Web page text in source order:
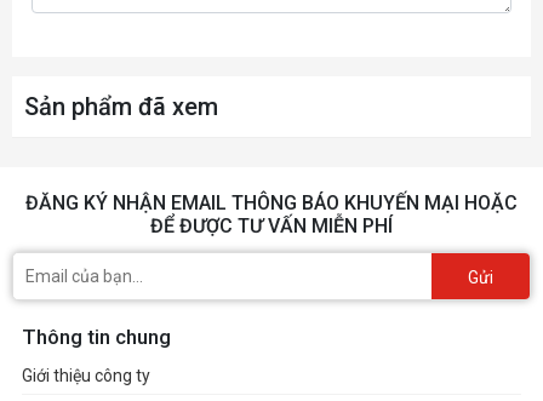
Sản phẩm đã xem
ĐĂNG KÝ NHẬN EMAIL THÔNG BÁO KHUYẾN MẠI HOẶC
ĐỂ ĐƯỢC TƯ VẤN MIỄN PHÍ
Gửi
Thông tin chung
Giới thiệu công ty